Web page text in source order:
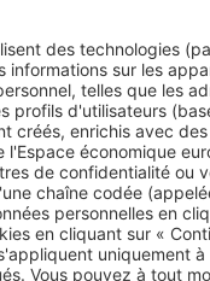
décennale ! Si ce
ci soient couverts
concernant
concernerla solidité
rendant le bien